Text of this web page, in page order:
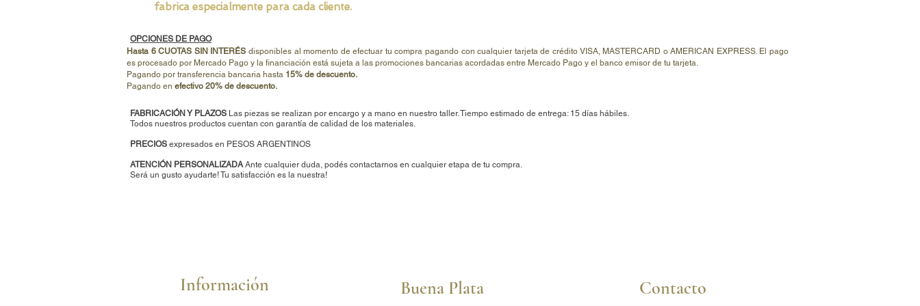
Piedras de 3 mm diámetro
fabrica especialmente para cada cliente.
OPCIONES DE PAGO
Hasta 6 CUOTAS SIN INTERÉS disponibles al momento de efectuar tu compra pagando con cualquier tarjeta de crédito VISA, MASTERCARD o AMERICAN EXPRESS. El pago
es procesado por Mercado Pago y la financiación está sujeta a las promociones bancarias acordadas entre Mercado Pago y el banco emisor de tu tarjeta.
Pagando por transferencia bancaria hasta 15% de descuento.
Pagando en efectivo 20% de descuento.
FABRICACIÓN Y PLAZOS Las piezas se realizan por encargo y a mano en nuestro taller. Tiempo estimado de entrega: 15 días hábiles.
Todos nuestros productos cuentan con garantía de calidad de los materiales.
PRECIOS expresados en PESOS ARGENTINOS
ATENCIÓN PERSONALIZADAAnte cualquier duda, podés contactarnos en cualquier etapa de tu compra.
Será un gusto ayudarte!Tu satisfacción es la nuestra!
Información Buena Plata Contacto